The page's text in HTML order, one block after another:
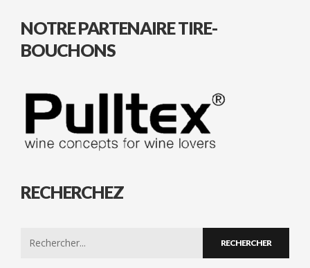
NOTRE PARTENAIRE TIRE-
BOUCHONS
RECHERCHEZ